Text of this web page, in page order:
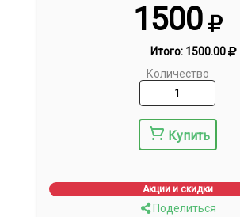
1500
Итого: 1500.00
Количество
Купить
Акции и скидки
Поделиться